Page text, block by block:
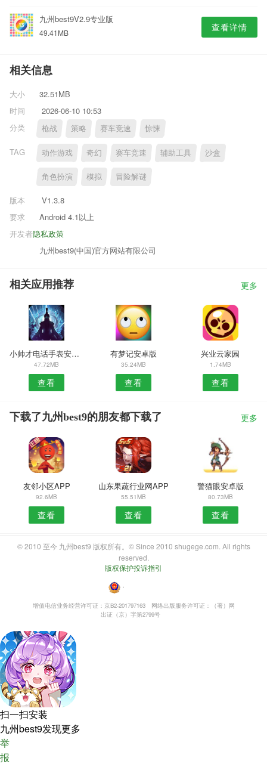
九州best9V2.9专业版
49.41MB 查看详情
相关信息
大小
32.51MB
时间
2026-06-10 10:53
分类
枪战 策略 赛车竞速 惊悚
TAG 动作游戏 奇幻 赛车竞速 辅助工具 沙盒
角色扮演 模拟 冒险解谜
版本
V1.3.8
要求
Android 4.1以上
隐私政策
开发者
九州best9(中国)官方网站有限公司
相关应用推荐 更多
小帅才电话手表安卓版
47.72MB
查看
有梦记安卓版
35.24MB
查看
兴业云家园
1.74MB
查看
下载了九州best9的朋友都下载了 更多
友邻小区APP
92.6MB
查看
山东果蔬行业网APP
55.51MB
查看
警猫眼安卓版
80.73MB
查看
© 2010 至今 九州best9 版权所有。© Since 2010 shugege.com. All rights
reserved.
版权保护投诉指引
・
增值电信业务经营许可证：京B2-201797163
网络出版服务许可证：（署）网
出证（京）字第2799号
扫一扫安装
九州best9发现更多
举
报